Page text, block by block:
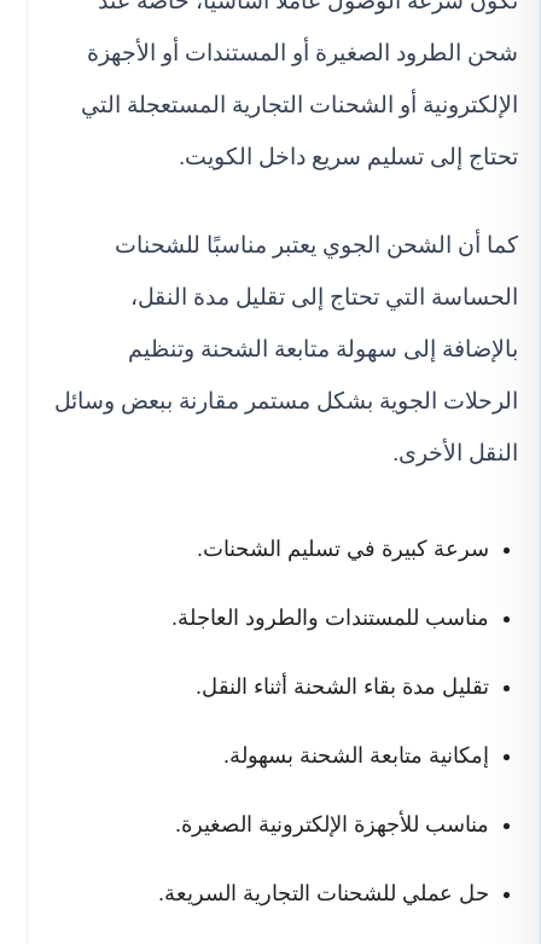
شحن الطرود الصغيرة أو المستندات أو الأجهزة
الإلكترونية أو الشحنات التجارية المستعجلة التي
تحتاج إلى تسليم سريع داخل الكويت.
كما أن الشحن الجوي يعتبر مناسبًا للشحنات
الحساسة التي تحتاج إلى تقليل مدة النقل،
بالإضافة إلى سهولة متابعة الشحنة وتنظيم
الرحلات الجوية بشكل مستمر مقارنة ببعض وسائل
النقل الأخرى.
سرعة كبيرة في تسليم الشحنات.
مناسب للمستندات والطرود العاجلة.
تقليل مدة بقاء الشحنة أثناء النقل.
إمكانية متابعة الشحنة بسهولة.
مناسب للأجهزة الإلكترونية الصغيرة.
حل عملي للشحنات التجارية السريعة.